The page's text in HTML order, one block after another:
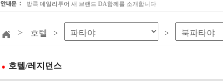
방콕 데일리투어 새 브랜드 DA함께를 소개합니다
> 호텔 > >
● 호텔/레지던스